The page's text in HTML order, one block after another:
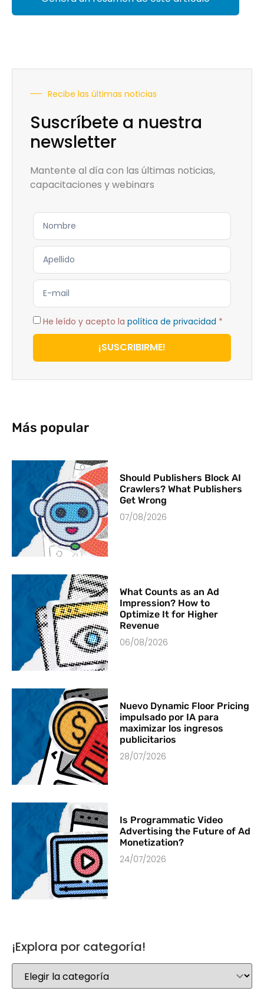
Recibe las últimas noticias
Suscríbete a nuestra
newsletter
Mantente al día con las últimas noticias,
capacitaciones y webinars
He leído y acepto la política de privacidad *
¡SUSCRIBIRME!
Más popular
Should Publishers Block AI
Crawlers? What Publishers
Get Wrong
07/08/2026
What Counts as an Ad
Impression? How to
Optimize It for Higher
Revenue
06/08/2026
Nuevo Dynamic Floor Pricing
impulsado por IA para
maximizar los ingresos
publicitarios
28/07/2026
Is Programmatic Video
Advertising the Future of Ad
Monetization?
24/07/2026
¡Explora por categoría!